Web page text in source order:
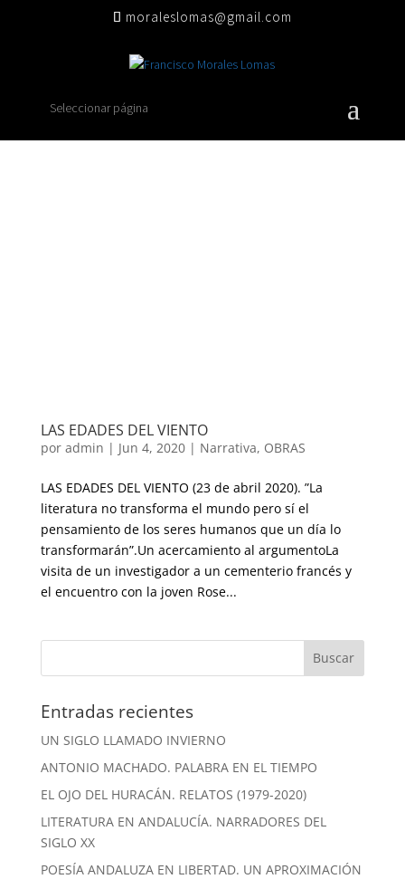
moraleslomas@gmail.com
Seleccionar página
LAS EDADES DEL VIENTO
por admin | Jun 4, 2020| Narrativa, OBRAS
LAS EDADES DEL VIENTO (23 de abril 2020). ”La
literatura no transforma el mundo pero sí el
pensamiento de los seres humanos que un día lo
transformarán”.Un acercamiento al argumentoLa
visita de un investigador a un cementerio francés y
el encuentro con la joven Rose...
Entradas recientes
UN SIGLO LLAMADO INVIERNO
ANTONIO MACHADO. PALABRA EN EL TIEMPO
EL OJO DEL HURACÁN. RELATOS (1979-2020)
LITERATURA EN ANDALUCÍA. NARRADORES DEL
SIGLO XX
POESÍA ANDALUZA EN LIBERTAD. UN APROXIMACIÓN